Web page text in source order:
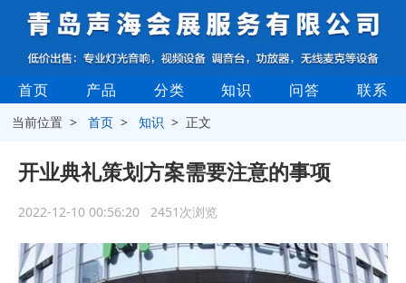
首页 产品 分类 知识 问答 联系
当前位置 >首页 >知识 > 正文
开业典礼策划方案需要注意的事项
2022-12-10 00:56:20 2451次浏览